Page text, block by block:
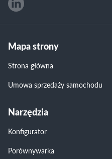
Mapa strony
Strona główna
Umowa sprzedaży samochodu
Narzędzia
Konfigurator
Porównywarka